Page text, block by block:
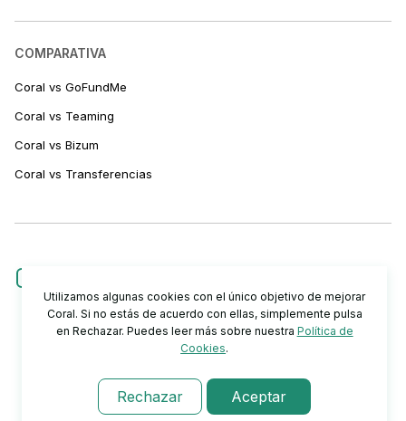
COMPARATIVA
Coral vs GoFundMe
Coral vs Teaming
Coral vs Bizum
Coral vs Transferencias
Utilizamos algunas cookies con el único objetivo de mejorar
Coral. Si no estás de acuerdo con ellas, simplemente pulsa
en Rechazar. Puedes leer más sobre nuestra Política de
Cookies.
Rechazar Aceptar